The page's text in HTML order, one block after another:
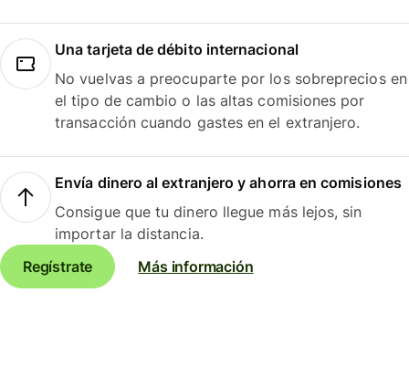
Una tarjeta de débito internacional
No vuelvas a preocuparte por los sobreprecios en
el tipo de cambio o las altas comisiones por
transacción cuando gastes en el extranjero.
Envía dinero al extranjero y ahorra en comisiones
Consigue que tu dinero llegue más lejos, sin
importar la distancia.
Regístrate
Más información